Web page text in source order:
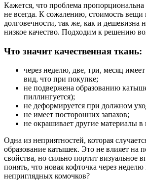
Кажется, что проблема пропорциональна
не всегда. К сожалению, стоимость вещи
долговечности, так же, как и дешевизна
низкое качество. Подходим к решению
Что значит качественная ткань:
через неделю, две, три, месяц
вид, что при покупке;
не подвержена образованию
пиллингуется);
не деформируется при должном
не имеет посторонних запахов;
не окрашивает другие материалы в
Одна из неприятностей, которая
образование катышек. Это не влияет на
свойства, но сильно портит визуальное
понять, что новая кофточка через неделю
неприглядных комочков?